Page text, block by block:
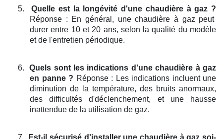
5.
Quelle est la longévité d'une chaudière à gaz ?
Réponse : En général, une chaudière à gaz peut
durer entre 10 et 20 ans, selon la qualité du modèle
et de l'entretien périodique.
6.
Quels sont les indications d'une chaudière à gaz
en panne ? Réponse : Les indications incluent une
diminution de la température, des bruits anormaux,
des difficultés d'déclenchement, et une hausse
inattendue de la utilisation de gaz.
7.
Est-il sécurisé d'installer une chaudière à gaz soi-